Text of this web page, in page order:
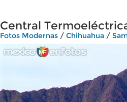
Central
Fotos Modernas / Chihuahua /